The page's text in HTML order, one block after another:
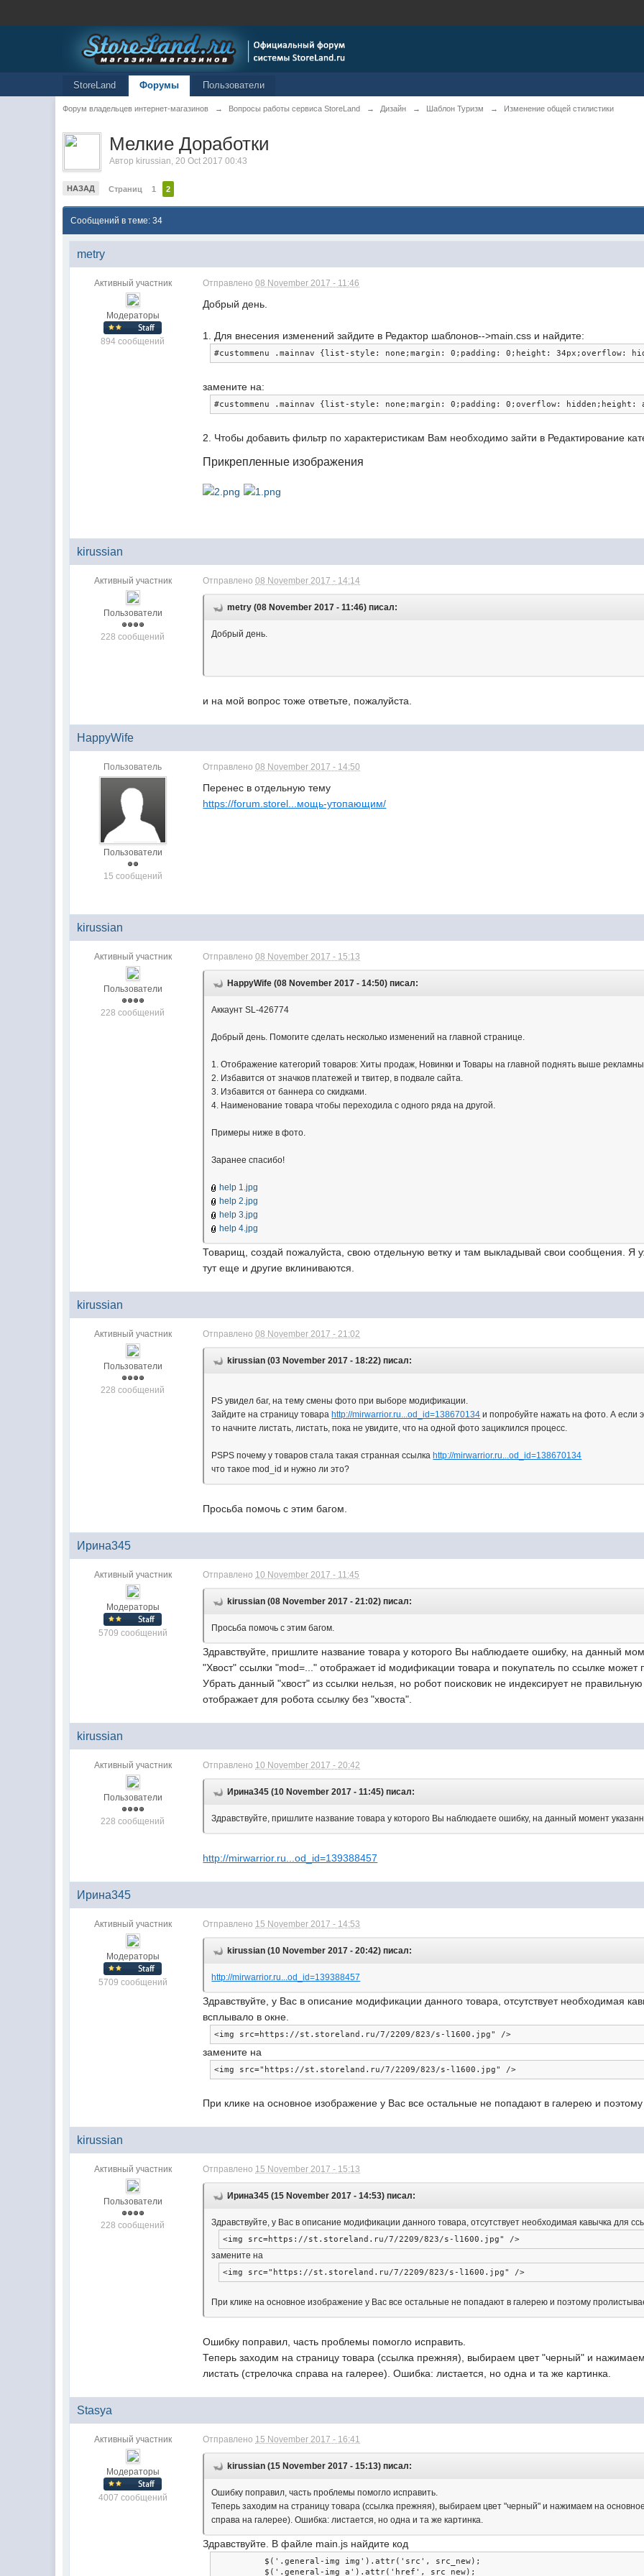
StoreLand Форумы Пользователи
Форум владельцев интернет-магазинов → Вопросы работы сервиса StoreLand → Дизайн → Шаблон Туризм → Изменение общей стилистики
Мелкие Доработки
Автор kirussian,20 Oct 2017 00:43
НАЗАД Страниц 1 2
Сообщений в теме: 34
metry
Активный участник
Модераторы
894 сообщений
Отправлено08 November 2017 - 11:46
Добрый день.
1. Для внесения изменений зайдите в Редактор шаблонов-->main.css и найдите:
#custommenu .mainnav {list-style: none;margin: 0;padding: 0;height: 34px;overflow:
замените на:
#custommenu .mainnav {list-style: none;margin: 0;padding: 0;overflow: hidden;height:
2. Чтобы добавить фильтр по характеристикам Вам необходимо зайти в Редактирование
Прикрепленные изображения
kirussian
Активный участник
Пользователи
228 сообщений
Отправлено08 November 2017 - 14:14
metry (08 November 2017 - 11:46) писал:
Добрый день.
и на мой вопрос тоже ответьте, пожалуйста.
HappyWife
Пользователь
Пользователи
15 сообщений
Отправлено08 November 2017 - 14:50
Перенес в отдельную тему
https://forum.storel...мощь-утопающим/
kirussian
Активный участник
Пользователи
228 сообщений
Отправлено08 November 2017 - 15:13
HappyWife (08 November 2017 - 14:50) писал:
Аккаунт SL-426774
Добрый день. Помогите сделать несколько изменений на главной странице.
1. Отображение категорий товаров: Хиты продаж, Новинки и Товары на главной поднять выше
2. Избавится от значков платежей и твитер, в подвале сайта.
3. Избавится от баннера со скидками.
4. Наименование товара чтобы переходила с одного ряда на другой.
Примеры ниже в фото.
Заранее спасибо!
help 1.jpg
help 2.jpg
help 3.jpg
help 4.jpg
Товарищ, создай пожалуйста, свою отдельную ветку и там выкладывай свои сообщения. Я
тут еще и другие вклиниваются.
kirussian
Активный участник
Пользователи
228 сообщений
Отправлено08 November 2017 - 21:02
kirussian (03 November 2017 - 18:22) писал:
PS увидел баг, на тему смены фото при выборе модификации.
Зайдите на страницу товара http://mirwarrior.ru...od_id=138670134 и попробуйте нажать на фото. А если
то начните листать, листать, пока не увидите, что на одной фото зациклился процесс.
PSPS почему у товаров стала такая странная ссылка http://mirwarrior.ru...od_id=138670134
что такое mod_id и нужно ли это?
Просьба помочь с этим багом.
Ирина345
Активный участник
Модераторы
5709 сообщений
Отправлено 10 November 2017 - 11:45
kirussian (08 November 2017 - 21:02) писал:
Просьба помочь с этим багом.
Здравствуйте, пришлите название товара у которого Вы наблюдаете ошибку, на данный
"Хвост" ссылки "mod=..." отображает id модификации товара и покупатель по ссылке
Убрать данный "хвост" из ссылки нельзя, но робот поисковик не индексирует не
отображает для робота ссылку без "хвоста".
kirussian
Активный участник
Пользователи
228 сообщений
Отправлено 10 November 2017 - 20:42
Ирина345 (10 November 2017 - 11:45) писал:
Здравствуйте, пришлите название товара у которого Вы наблюдаете ошибку, на данный момент
http://mirwarrior.ru...od_id=139388457
Ирина345
Активный участник
Модераторы
5709 сообщений
Отправлено 15 November 2017 - 14:53
kirussian (10 November 2017 - 20:42) писал:
http://mirwarrior.ru...od_id=139388457
Здравствуйте, у Вас в описание модификации данного товара, отсутствует необходимая
всплывало в окне.
<img src=https://st.storeland.ru/7/2209/823/s-l1600.jpg" />
замените на
<img src="https://st.storeland.ru/7/2209/823/s-l1600.jpg" />
При клике на основное изображение у Вас все остальные не попадают в галерею и
kirussian
Активный участник
Пользователи
228 сообщений
Отправлено 15 November 2017 - 15:13
Ирина345 (15 November 2017 - 14:53) писал:
Здравствуйте, у Вас в описание модификации данного товара, отсутствует необходимая кавычка для
<img src=https://st.storeland.ru/7/2209/823/s-l1600.jpg" />
замените на
<img src="https://st.storeland.ru/7/2209/823/s-l1600.jpg" />
При клике на основное изображение у Вас все остальные не попадают в галерею и поэтому
Ошибку поправил, часть проблемы помогло исправить.
Теперь заходим на страницу товара (ссылка прежняя), выбираем цвет "черный" и
листать (стрелочка справа на галерее). Ошибка: листается, но одна и та же картинка.
Stasya
Активный участник
Модератоpы
4007 сообщений
Отправлено 15 November 2017 - 16:41
kirussian (15 November 2017 - 15:13) писал:
Ошибку поправил, часть проблемы помогло исправить.
Теперь заходим на страницу товара (ссылка прежняя), выбираем цвет "черный" и нажимаем на
справа на галерее). Ошибка: листается, но одна и та же картинка.
Здравствуйте. В файле main.js найдите код
$ ( '.general-img img' ).attr( 'src' , src_new);
$ ( '.general-img a' ).attr( 'href' , src_new);